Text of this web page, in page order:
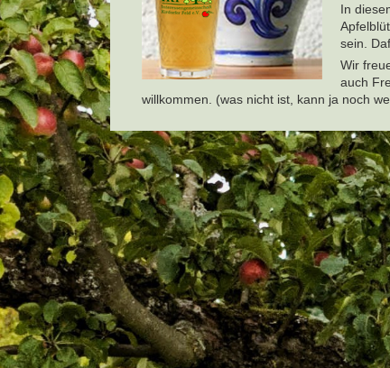
In
sein.
Wir
auch
willkommen. (was nicht ist, kann ja noch